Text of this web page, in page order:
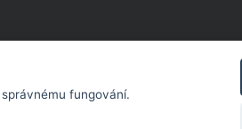
fungování.